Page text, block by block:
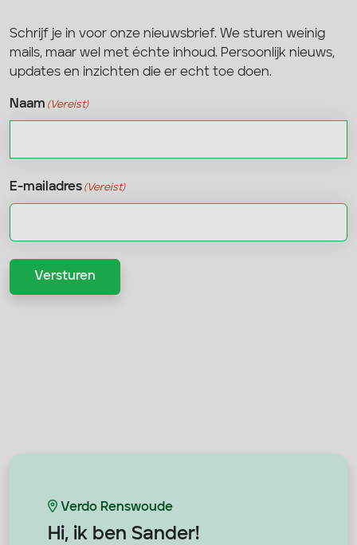
Schrijf je in voor onze nieuwsbrief. We sturen weinig
mails, maar wel met échte inhoud. Persoonlijk nieuws,
updates en inzichten die er echt toe doen.
Naam (Vereist)
E-mailadres (Vereist)
Versturen
Verdo Renswoude
Hi, ik ben Sander!